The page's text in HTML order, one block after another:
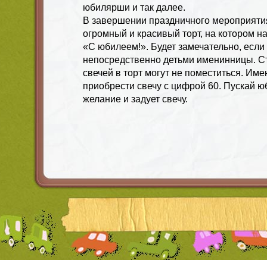
юбилярши и так далее.
В завершении праздничного
огромный и красивый торт, на котором
«С юбилеем!». Будет замечательно, если
непосредственно детьми именинницы.
свечей в торт могут не поместиться.
приобрести свечу с цифрой 60. Пускай
желание и задует свечу.